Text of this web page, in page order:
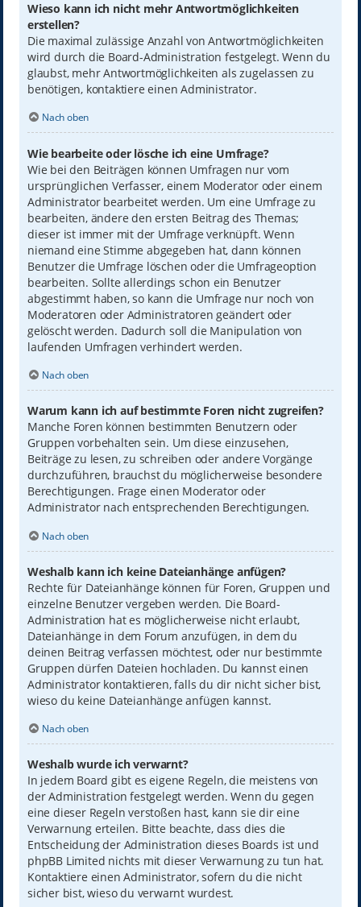
Wieso kann ich nicht mehr Antwortmöglichkeiten
erstellen?
Die maximal zulässige Anzahl von Antwortmöglichkeiten
wird durch die Board-Administration festgelegt. Wenn du
glaubst, mehr Antwortmöglichkeiten als zugelassen zu
benötigen, kontaktiere einen Administrator.
Nach oben
Wie bearbeite oder lösche ich eine Umfrage?
Wie bei den Beiträgen können Umfragen nur vom
ursprünglichen Verfasser, einem Moderator oder einem
Administrator bearbeitet werden. Um eine Umfrage zu
bearbeiten, ändere den ersten Beitrag des Themas;
dieser ist immer mit der Umfrage verknüpft. Wenn
niemand eine Stimme abgegeben hat, dann können
Benutzer die Umfrage löschen oder die Umfrageoption
bearbeiten. Sollte allerdings schon ein Benutzer
abgestimmt haben, so kann die Umfrage nur noch von
Moderatoren oder Administratoren geändert oder
gelöscht werden. Dadurch soll die Manipulation von
laufenden Umfragen verhindert werden.
Nach oben
Warum kann ich auf bestimmte Foren nicht zugreifen?
Manche Foren können bestimmten Benutzern oder
Gruppen vorbehalten sein. Um diese einzusehen,
Beiträge zu lesen, zu schreiben oder andere Vorgänge
durchzuführen, brauchst du möglicherweise besondere
Berechtigungen. Frage einen Moderator oder
Administrator nach entsprechenden Berechtigungen.
Nach oben
Weshalb kann ich keine Dateianhänge anfügen?
Rechte für Dateianhänge können für Foren, Gruppen und
einzelne Benutzer vergeben werden. Die Board-
Administration hat es möglicherweise nicht erlaubt,
Dateianhänge in dem Forum anzufügen, in dem du
deinen Beitrag verfassen möchtest, oder nur bestimmte
Gruppen dürfen Dateien hochladen. Du kannst einen
Administrator kontaktieren, falls du dir nicht sicher bist,
wieso du keine Dateianhänge anfügen kannst.
Nach oben
Weshalb wurde ich verwarnt?
In jedem Board gibt es eigene Regeln, die meistens von
der Administration festgelegt werden. Wenn du gegen
eine dieser Regeln verstoßen hast, kann sie dir eine
Verwarnung erteilen. Bitte beachte, dass dies die
Entscheidung der Administration dieses Boards ist und
phpBB Limited nichts mit dieser Verwarnung zu tun hat.
Kontaktiere einen Administrator, sofern du die nicht
sicher bist, wieso du verwarnt wurdest.